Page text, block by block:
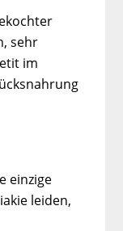
sehr
im
einzige
leiden,